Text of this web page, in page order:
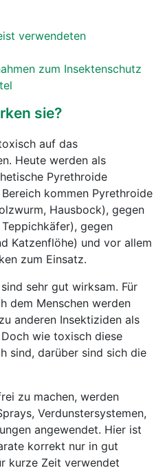
verwendeten
zum Insektenschutz
sie?
auf das
Heute werden als
Pyrethroide
kommen Pyrethroide
Hausbock), gegen
gegen
Katzenflöhe) und vor allem
zum Einsatz.
sehr gut wirksam. Für
dem Menschen werden
anderen Insektiziden als
wie toxisch diese
sind, darüber sind sich die
zu machen, werden
Verdunstersystemen,
angewendet. Hier ist
korrekt nur in gut
kurze Zeit verwendet